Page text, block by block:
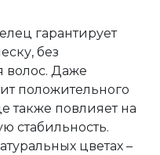
гарантирует
без
волос. Даже
положительного
также повлияет на
стабильность.
цветах –